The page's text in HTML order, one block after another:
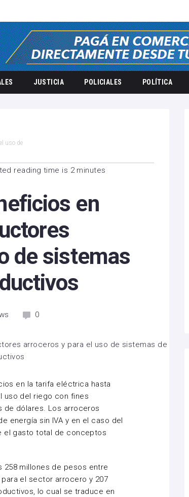
JUSTICIA POLICIALES POLÍTICA
uso de
reading time is 2 minutes
en
de sistemas
0
en la tarifa eléctrica hasta
uso del riego con fines
de dólares. Los arroceros
energía sin IVA y en el caso del
el gasto total de conceptos
258 millones de pesos entre
el sector arrocero y 207
lo cual se traduce en